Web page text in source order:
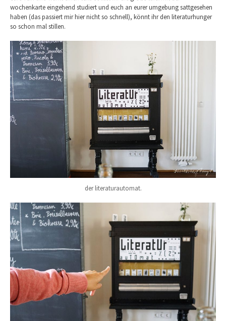
wochenkarte eingehend studiert und euch an eurer umgebung sattgesehen
haben (das passiert mir hier nicht so schnell), könnt ihr den literaturhunger
so schon mal stillen.
der literaturautomat.